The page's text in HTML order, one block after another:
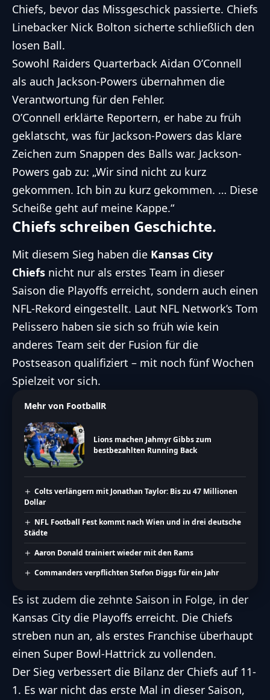
Chiefs, bevor das Missgeschick passierte. Chiefs
Linebacker Nick Bolton sicherte schließlich den
losen Ball.
Sowohl Raiders Quarterback Aidan O’Connell
als auch Jackson-Powers übernahmen die
Verantwortung für den Fehler.
O’Connell erklärte Reportern, er habe zu früh
geklatscht, was für Jackson-Powers das klare
Zeichen zum Snappen des Balls war. Jackson-
Powers gab zu: „Wir sind nicht zu kurz
gekommen. Ich bin zu kurz gekommen. … Diese
Scheiße geht auf meine Kappe.“
Chiefs schreiben Geschichte.
Mit diesem Sieg haben die Kansas City
Chiefs nicht nur als erstes Team in dieser
Saison die Playoffs erreicht, sondern auch einen
NFL-Rekord eingestellt. Laut NFL Network’s Tom
Pelissero haben sie sich so früh wie kein
anderes Team seit der Fusion für die
Postseason qualifiziert – mit noch fünf Wochen
Spielzeit vor sich.
Mehr von FootballR
Lions machen Jahmyr Gibbs zum
bestbezahlten Running Back
Colts verlängern mit Jonathan Taylor: Bis zu 47 Millionen
Dollar
NFL Football Fest kommt nach Wien und in drei deutsche
Städte
Aaron Donald trainiert wieder mit den Rams
Commanders verpflichten Stefon Diggs für ein Jahr
Es ist zudem die zehnte Saison in Folge, in der
Kansas City die Playoffs erreicht. Die Chiefs
streben nun an, als erstes Franchise überhaupt
einen Super Bowl-Hattrick zu vollenden.
Der Sieg verbessert die Bilanz der Chiefs auf 11-
1. Es war nicht das erste Mal in dieser Saison,